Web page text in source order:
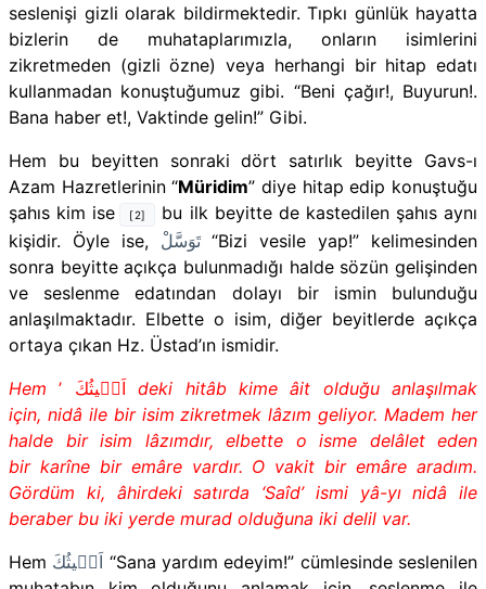
seslenişi gizli olarak bildirmektedir. Tıpkı günlük hayatta
bizlerin de muhataplarımızla, onların isimlerini
zikretmeden (gizli özne) veya herhangi bir hitap edatı
kullanmadan konuştuğumuz gibi. “Beni çağır!, Buyurun!.
Bana haber et!, Vaktinde gelin!” Gibi.
Hem bu beyitten sonraki dört satırlık beyitte Gavs-ı
Azam Hazretlerinin “Müridim” diye hitap edip konuştuğu
şahıs kim ise
[2]
bu ilk beyitte de kastedilen şahıs aynı
kişidir. Öyle ise,
تَوَسَّلْ “Bizi vesile yap!” kelimesinden
sonra beyitte açıkça bulunmadığı halde sözün gelişinden
ve seslenme edatından dolayı bir ismin bulunduğu
anlaşılmaktadır. Elbette o isim, diğer beyitlerde açıkça
ortaya çıkan Hz. Üstad’ın ismidir.
Hem
اَغ۪يثُكَ ’
deki hitâb kime âit olduğu anlaşılmak
için, nidâ ile bir isim zikretmek lâzım geliyor. Madem her
halde bir isim lâzımdır, elbette o isme delâlet eden
bir karîne bir emâre vardır. O vakit bir emâre aradım.
Gördüm ki, âhirdeki satırda ‘Saîd’ ismi yâ-yı nidâ ile
beraber bu iki yerde murad olduğuna iki delil var.
Hem اَغ۪يثُكَ “Sana yardım edeyim!” cümlesinde seslenilen